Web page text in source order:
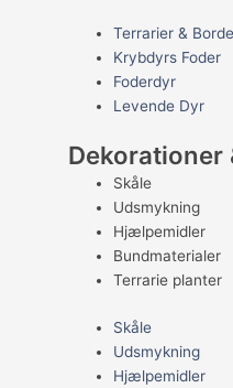
Terrarier & Borde
Krybdyrs Foder
Foderdyr
Levende Dyr
Dekorationer
Skåle
Udsmykning
Hjælpemidler
Bundmaterialer
Terrarie planter
Skåle
Udsmykning
Hjælpemidler